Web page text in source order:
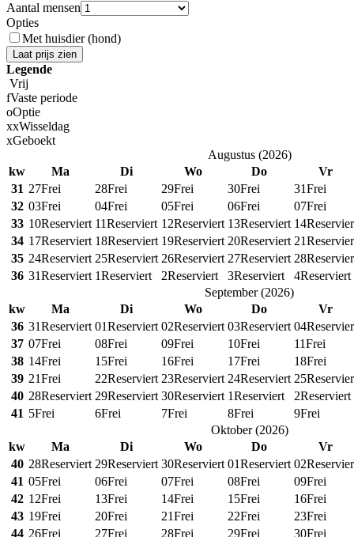
Aantal mensen
Opties
Met huisdier (hond)
Laat prijs zien
Legende
Vrij
fVaste periode
oOptie
xxWisseldag
xGeboekt
Augustus(2026)
kw
Ma Di Wo Do
Vr
31 27Frei 28Frei 29Frei 30Frei 31Frei
32 03Frei 04Frei 05Frei 06Frei 07Frei
33 10Reserviert 11Reserviert 12Reserviert 13Reserviert 14
34 17Reserviert 18Reserviert 19Reserviert 20Reserviert 21
35 24Reserviert 25Reserviert 26Reserviert 27Reserviert 28
36 31Reserviert 1Reserviert 2Reserviert 3Reserviert 4Reserviert
September(2026)
kw
Ma Di Wo Do
Vr
36 31Reserviert 01Reserviert 02Reserviert 03Reserviert 04
37 07Frei 08Frei 09Frei 10Frei 11Frei
38 14Frei 15Frei 16Frei 17Frei 18Frei
39 21Frei 22Reserviert 23Reserviert 24Reserviert 25
40 28Reserviert 29Reserviert 30Reserviert 1Reserviert 2Reserviert
41 5Frei 6Frei 7Frei 8Frei 9Frei
Oktober(2026)
kw
Ma Di Wo Do
Vr
40 28Reserviert 29Reserviert 30Reserviert 01Reserviert 02
41 05Frei 06Frei 07Frei 08Frei 09Frei
42 12Frei 13Frei 14Frei 15Frei 16Frei
43 19Frei 20Frei 21Frei 22Frei 23Frei
44 26Frei 27Frei 28Frei 29Frei 30Frei